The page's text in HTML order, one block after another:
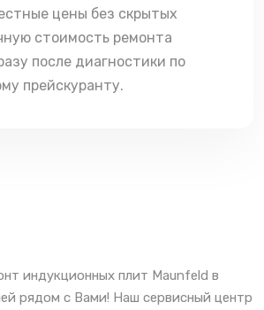
цены без скрытых
стоимость ремонта
после диагностики по
прейскуранту.
индукционных плит Maunfeld в
рядом с Вами! Наш сервисный центр